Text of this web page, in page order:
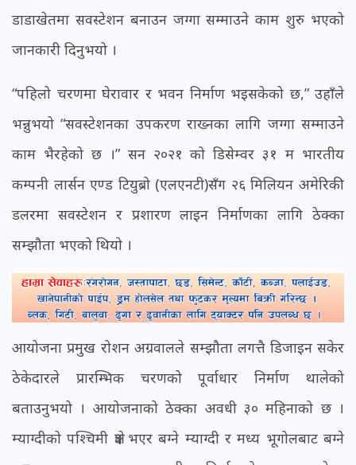
डाडाखेतमा सवस्टेशन बनाउन जग्गा सम्माउने काम शुरु भएको
जानकारी दिनुभयो ।
“पहिलो चरणमा घेरावार र भवन निर्माण भइसकेको छ,” उहाँले
भन्नुभयो “सवस्टेशनका उपकरण राख्नका लागि जग्गा सम्माउने
काम भैरहेको छ ।” सन २०२१ को डिसेम्वर ३१ म भारतीय
कम्पनी लार्सन एण्ड टियुब्रो (एलएनटी)सँग २६ मिलियन अमेरिकी
डलरमा सवस्टेशन र प्रशारण लाइन निर्माणका लागि ठेक्का
सम्झौता भएको थियो ।
आयोजना प्रमुख रोशन अग्रवालले सम्झौता लगत्तै डिजाइन सकेर
ठेकेदारले प्रारम्भिक चरणको पूर्वाधार निर्माण थालेको
बताउनुभयो । आयोजनाको ठेक्का अवधी ३० महिनाको छ ।
म्याग्दीको पश्चिमी क्षेत्र भएर बग्ने म्याग्दी र मध्य भूगोलबाट बग्ने